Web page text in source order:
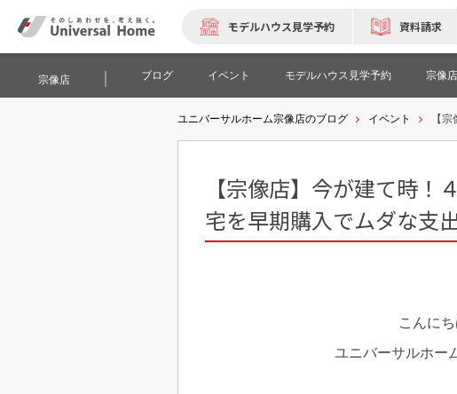
モデルハウス見学予約 資料請求
宗像店 ブログ イベント モデルハウス見学予約 宗像
ユニバーサルホーム宗像店のブログ イベント 【
【宗像店】今が建て時
宅を早期購入でムダな支
こんにち
ユニバーサルホー